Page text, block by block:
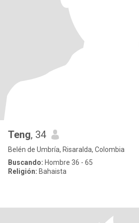
Teng, 34
Belén de Umbría, Risaralda, Colombia
Buscando: Hombre 36 - 65
Religión: Bahaista